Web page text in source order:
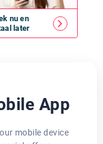
nu en
later
App
mobile device